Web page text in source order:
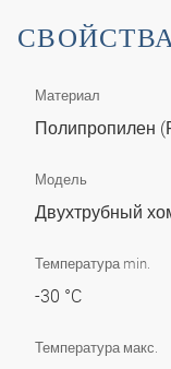
Материал
Полипропилен
Модель
Двухтрубный
Температура min.
-30 °C
Температура макс.